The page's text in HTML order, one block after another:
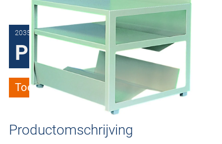
2035-0240-01-07
Printerstandaard
Toevoegen aan verlanglijstje
Productomschrijving